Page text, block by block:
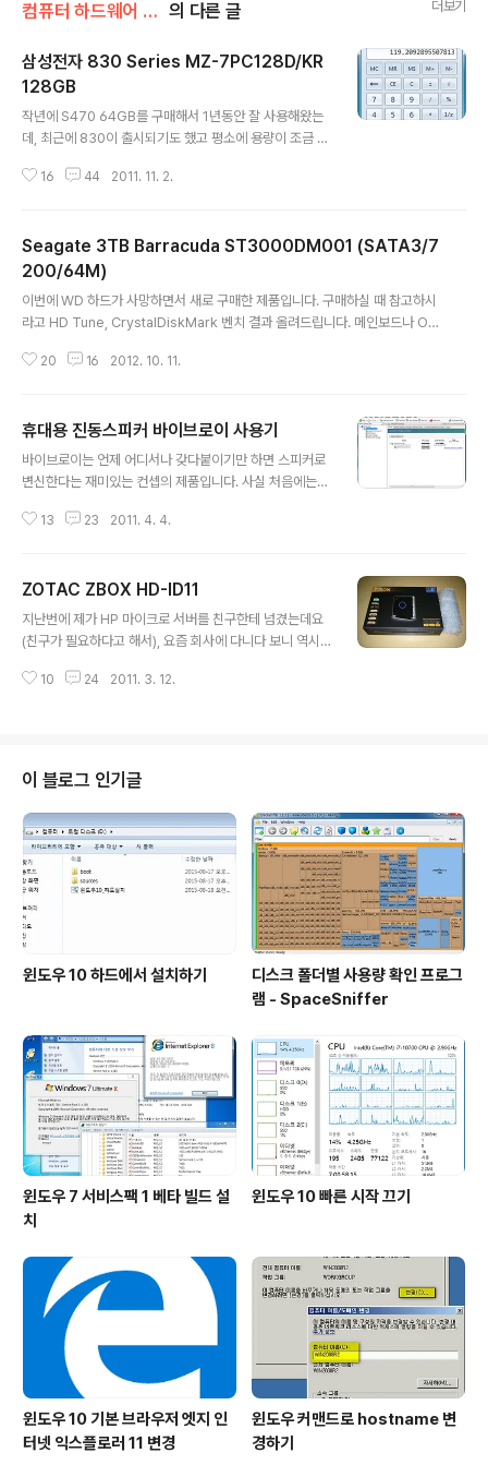
컴퓨터 하드웨어 이야기 의 다른 글 더보기
삼성전자 830 Series MZ-7PC128D/KR
128GB
작년에 S470 64GB를 구매해서 1년동안 잘 사용해왔는
데, 최근에 830이 출시되기도 했고 평소에 용량이 조금 모
다. 아직 윈도우도 설치하지 않아서 소감은 잘 모르겠습니
관심이 없습니다. 요즘 나오는 SSD는 전부 다 괜찮으니까
요. 저는 구매하기 전에 신경을 안써서 몰랐는데, 박스에 보
니까 삼성에서 3년 A/S를 해주네요. 뭐 SSD가 고장날 일
은 거의 없겠죠. 노턴고스트 15 버전이 들어있네요. 데스크
톱 패키지라 3.5인치 브라켓도 들어있구요. 일단 기존 47
0으로 그대로 부팅하고 830은 두번째 포트에 연결해서 포
16 44 2011. 11. 2.
Seagate 3TB Barracuda ST3000DM001 (SATA3/7
200/64M)
이번에 WD 하드가 사망하면서 새로 구매한 제품입니다. 구매하실 때 참고하시
라고 HD Tune, CrystalDiskMark 벤치 결과 올려드립니다. 메인보드나 OS
크로 초기화 하셔야 하고, 용량은 2.72TB 정도로 나올 겁니다. 저는 500GB
데, HD Tune 그래프를 잘 보시면 초반 20% 까지는 성능 저하가 거의 없습니
다만 그 뒤로 갈 수록 점점 성능이 떨어지고 있습니다. 그래서 저는 항상 하드를
파티셔닝 한다면 첫번째 파티션 크기를 20% 미만으로 잡습니다. 위..
20 16 2012. 10. 11.
휴대용 진동스피커 바이브로이 사용기
바이브로이는 언제 어디서나 갖다붙이기만 하면 스피커로
변신한다는 재미있는 컨셉의 제품입니다. 사실 처음에는
니 의외로 신기하게 소리가 잘 나서 놀랐던 제품입니다. 크
습니다. 제품 스펙 -보이스코일 임피던스 : 4±15%ohm/a
t 1000Hz 20℃ -3.5mm 표준 이어폰잭 -Rated Imp
edance: 1W -순간최대출력 : Max 5-8W( 매질에 따라
스(박스 자체가 스피커) -진동스피커, DC-USB 케이블, G
13 23 2011. 4. 4.
ZOTAC ZBOX HD-ID11
지난번에 제가 HP 마이크로 서버를 친구한테 넘겼는데요
(친구가 필요하다고 해서), 요즘 회사에 다니다 보니 역시
서버로 돌리고 있기는 하지만 웬지 장난감(?) 서버를 따로
도 되는데 웬지 메모리랑 하드디스크는 제가 선택하고 싶
어서 이렇게 구매했습니다. ZOTAC ZBOX HD-ID11 (베
어본) 삼성전자 노트북 DDR2 2G PC2-6400S (정품)
Seagate 500GB Momentus 5400.6 ST9500325
AS (SATA2/5400/8M/노트북용) 박스 크기는 VGA ..
10 24 2011. 3. 12.
이 블로그 인기글
윈도우 10 하드에서 설치하기
디스크 폴더별 사용량 확인 프로그
램 - SpaceSniffer
윈도우 7 서비스팩 1 베타 빌드 설
치
윈도우 10 빠른 시작 끄기
윈도우 10 기본 브라우저 엣지 인
터넷 익스플로러 11 변경
윈도우 커맨드로 hostname 변
경하기